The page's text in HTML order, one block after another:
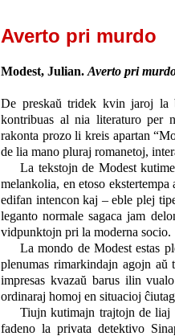
Averto pri murdo
Modest, Julian. Averto pri
De preskaŭ tridek kvin jaroj la
kontribuas al nia literaturo per
rakonta prozo li kreis apartan
de lia mano pluraj romanetoj,
La tekstojn de Modest
melankolia, en etoso
edifan intencon kaj – eble plej
leganto normale sagaca jam
vidpunktojn pri la moderna socio.
La mondo de Modest estas
plenumas rimarkindajn agojn
impresas kvazaŭ barus ilin
ordinaraj homoj en situacioj
Tiujn kutimajn trajtojn de liaj
fadeno la privata detektivo